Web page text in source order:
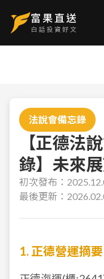
法說會備忘錄
【正德法
錄】未來
初次發布：
最後更新：
1. 正德營運摘要